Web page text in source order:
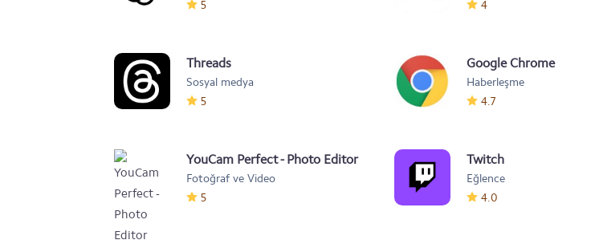
5
4
Threads
Sosyal medya
5
Google Chrome
Haberleşme
4.7
YouCam Perfect - Photo Editor
Fotoğraf ve Video
5
Twitch
Eğlence
4.0